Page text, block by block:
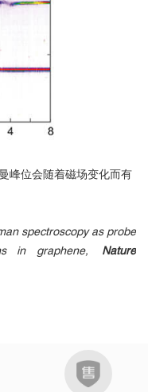
峰位会随着磁场变化而有
spectroscopy as probe
in graphene, Nature